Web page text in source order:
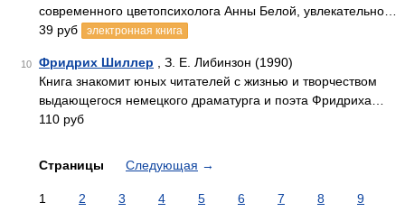
современного цветопсихолога Анны Белой, увлекательно…
39 руб
электронная книга
10 Фридрих Шиллер , З. Е. Либинзон (1990)
Книга знакомит юных читателей с жизнью и творчеством
выдающегося немецкого драматурга и поэта Фридриха…
110 руб
Страницы Следующая →
1 2 3 4 5 6 7 8
9